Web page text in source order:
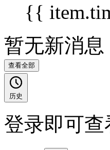
{{
暂无新消息
查看全部
历史
登录即可